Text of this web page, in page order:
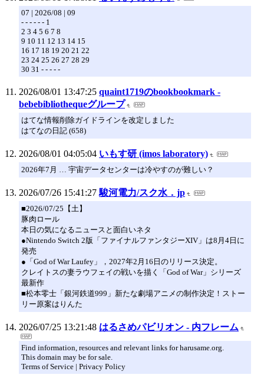
07 | 2026/08 | 09
- - - - - - 1
2 3 4 5 6 7 8
9 10 11 12 13 14 15
16 17 18 19 20 21 22
23 24 25 26 27 28 29
30 31 - - - - -
2026/08/01 13:47:25 quaint1719のbookbookmark -
bebebibliothequeグループ
はてな情報削除ガイドラインを改定しました
はてなの日記 (658)
2026/08/01 04:05:04 いもす研 (imos laboratory)
2026年7月 … 宇宙データセンターは冷やすのが難しい？
2026/07/26 15:41:27 駿河電力/スク水．jp
■2026/07/25【土】
豚肉ロール
本日の気になるニュースと面白いネタ
●Nintendo Switch 2版「ファイナルファンタジーXIV」は8月4日に
発売
●「God of War Laufey」，2027年2月16日のリリース決定。
クレイトスの妻ラウフェイの戦いを描く「God of War」シリーズ
最新作
■松本零士「銀河鉄道999」新たな劇場アニメの制作決定！ストー
リー原案はりんた
2026/07/25 13:21:48 はるさめパビリオン - 内フレーム
Find information, resources and relevant links for harusame.org.
This domain may be for sale.
Terms of Service | Privacy Policy